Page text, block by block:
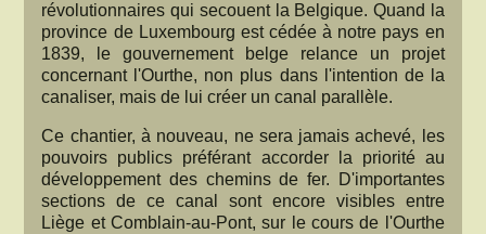
révolutionnaires qui secouent la Belgique. Quand la
province de Luxembourg est cédée à notre pays en
1839, le gouvernement belge relance un projet
concernant l'Ourthe, non plus dans l'intention de la
canaliser, mais de lui créer un canal parallèle.
Ce chantier, à nouveau, ne sera jamais achevé, les
pouvoirs publics préférant accorder la priorité au
développement des chemins de fer. D'importantes
sections de ce canal sont encore visibles entre
Liège et Comblain-au-Pont, sur le cours de l'Ourthe